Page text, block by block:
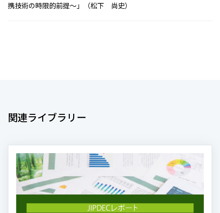
携技術の時限的前提～」（松下 尚史）
関連ライブラリー